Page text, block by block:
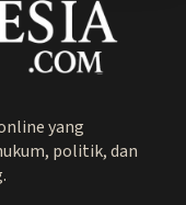
yang
politik, dan